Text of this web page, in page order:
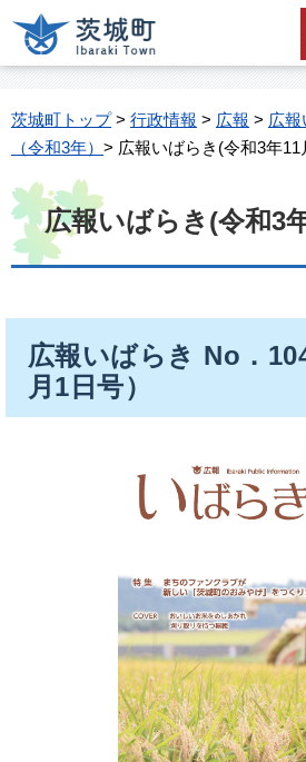
茨城町トップ> 行政情報 > 広報 > 広報
（令和3年） > 広報いばらき(令和3年11
広報いばらき(令和3
広報いばらき No．
月1日号）